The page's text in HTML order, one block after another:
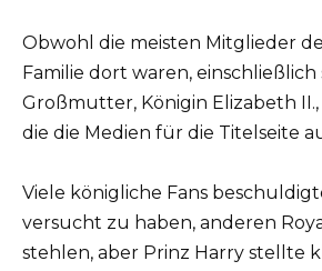
Obwohl die meisten Mitglieder
Familie dort waren, einschließlich
Großmutter, Königin Elizabeth II.,
die die Medien für die Titelseite
Viele königliche Fans
versucht zu haben, anderen
stehlen, aber Prinz Harry stellte